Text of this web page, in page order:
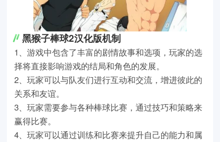
黑猴子棒球2汉化版机制
1、游戏中包含了丰富的剧情故事和选项，玩家的选
择将直接影响游戏的结局和角色的发展。
2、玩家可以与队友们进行互动和交流，增进彼此的
关系和友谊。
3、玩家需要参与各种棒球比赛，通过技巧和策略来
赢得比赛。
4、玩家可以通过训练和比赛来提升自己的能力和属